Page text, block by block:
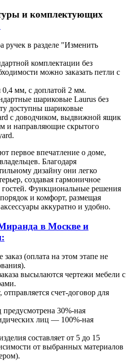
и комплектующих
ручек в разделе "Изменить
комплектации без
можно заказать петли с
0,4 мм, с доплатой 2 мм.
шариковые Laurus без
доступны шариковые
с доводчиком, выдвижной ящик
и направляющие скрытого
первое впечатление о доме,
Благодаря
дизайну они легко
создавая гармоничное
гостей. Функциональные решения
и комфорт, размещая
аккуратно и удобно.
в Москве и
(оплата на этом этапе не
высылаются чертежи мебели с
отправляется счет-договор для
30%-ная
лиц — 100%-ная
составляет от 5 до 15
от выбранных материалов